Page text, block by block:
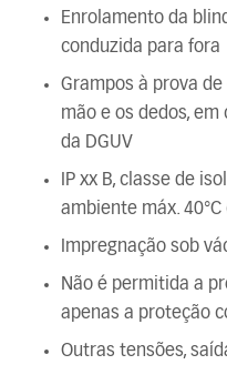
Enrolamento da
conduzida para fora
Grampos à prova
mão e os dedos,
da DGUV
IP xx B, classe de
ambiente máx. 40°C
Impregnação sob
Não é permitida a
apenas a proteção
Outras tensões,